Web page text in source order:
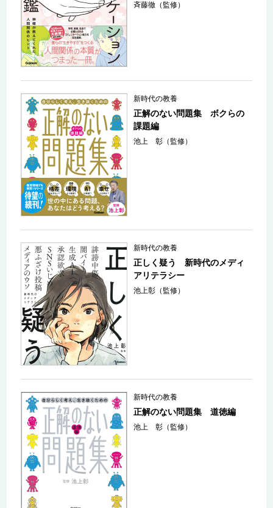
斉藤徹（監修）
新時代の教養
正解のない問題集 ボクらの
課題編
池上 彰（監修）
新時代の教養
正しく疑う 新時代のメディ
アリテラシー
池上彰（監修）
新時代の教養
正解のない問題集 道徳編
池上 彰（監修）